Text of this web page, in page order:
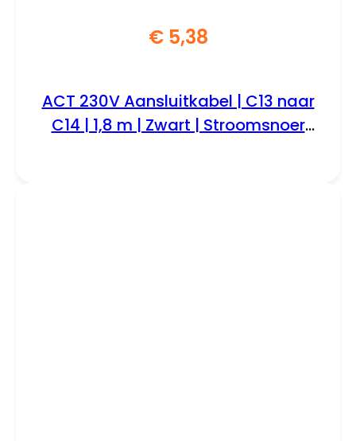
€5,38
ACT 230V Aansluitkabel | C13 naar
C14 | 1,8 m | Zwart | Stroomsnoer